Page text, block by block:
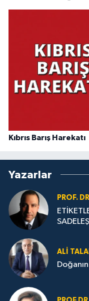
Kıbrıs Barış Harekatı
Yazarlar
PROF.
ALI